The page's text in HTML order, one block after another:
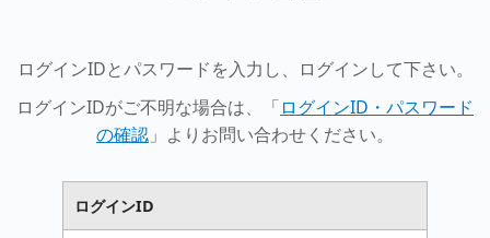
ログインIDとパスワードを入力し、ログインして下さい。
ログインIDがご不明な場合は、「ログインID・パスワード
の確認 」よりお問い合わせください。
ログインID